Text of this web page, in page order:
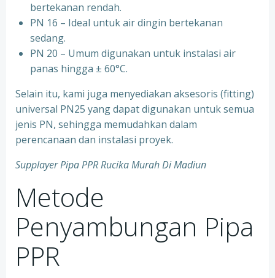
bertekanan rendah.
⁠PN 16 – Ideal untuk air dingin bertekanan
sedang.
⁠PN 20 – Umum digunakan untuk instalasi air
panas hingga ± 60°C.
Selain itu, kami juga menyediakan aksesoris (fitting)
universal PN25 yang dapat digunakan untuk semua
jenis PN, sehingga memudahkan dalam
perencanaan dan instalasi proyek.
Supplayer Pipa PPR Rucika Murah Di Madiun
Metode
Penyambungan Pipa
PPR